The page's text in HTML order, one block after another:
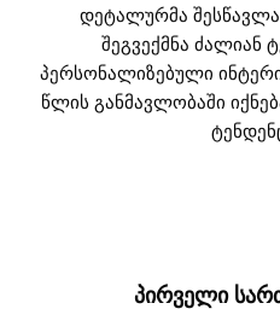
დეტალურმა
შეგვექმნა ძალიან
პერსონალიზებული
წლის განმავლობაში
ᲞᲘᲠᲕᲔᲚᲘ